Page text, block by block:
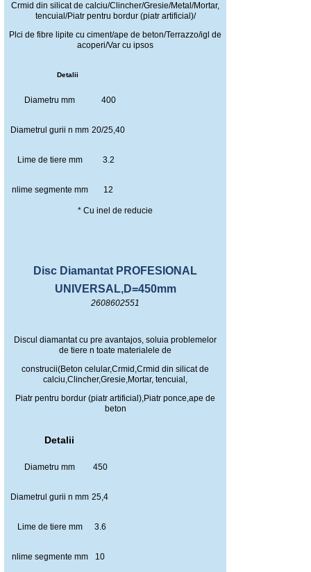
Crmid din silicat de calciu/Clincher/Gresie/Metal/Mortar,
tencuial/Piatr pentru bordur (piatr artificial)/
Plci de fibre lipite cu ciment/ape de beton/Terrazzo/igl de
acoperi/Var cu ipsos
Detalii
Diametru mm 400
Diametrul gurii n mm 20/25,40
Lime de tiere mm 3.2
nlime segmente mm 12
* Cu inel de reducie
Disc Diamantat PROFESIONAL
UNIVERSAL,D=450mm
2608602551
Discul diamantat cu pre avantajos, soluia problemelor
de tiere n toate materialele de
construcii(Beton celular,Crmid,Crmid din silicat de
calciu,Clincher,Gresie,Mortar, tencuial,
Piatr pentru bordur (piatr artificial),Piatr ponce,ape de
beton
Detalii
Diametru mm 450
Diametrul gurii n mm 25,4
Lime de tiere mm 3.6
nlime segmente mm 10